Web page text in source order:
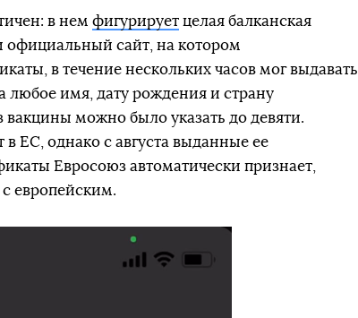
в нем фигурирует целая балканская
сайт, на котором
в течение нескольких часов мог выдавать
любое имя, дату рождения и страну
вакцины можно было указать до девяти.
ЕС, однако с августа выданные ее
Евросоюз автоматически признает,
европейским.